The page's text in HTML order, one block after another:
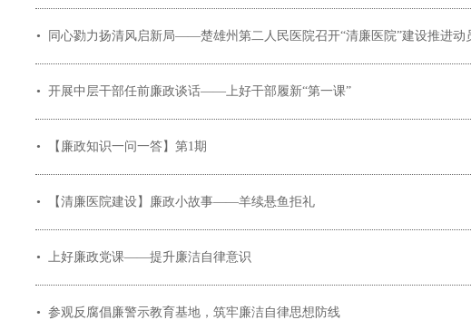
同心勠力扬清风启新局——楚雄州第二人民医院召开“清廉医院”建设推进动
开展中层干部任前廉政谈话——上好干部履新“第一课”
【廉政知识一问一答】第1期
【清廉医院建设】廉政小故事——羊续悬鱼拒礼
上好廉政党课——提升廉洁自律意识
参观反腐倡廉警示教育基地，筑牢廉洁自律思想防线